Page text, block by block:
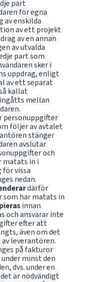
part
för egna
av enskilda
av ett projekt
av en annan
av utvalda
part som
sker i
uppdrag, enligt
av ett separat
kallat
mellan
personuppgifter
följer av avtalet
stänger
avslutar
och
matats in i
vissa
nedan.
därför
som har matats in
innan
och ansvarar inte
efter att
även om det
leverantören.
på fakturor
minst den
dvs. under en
är nödvändigt